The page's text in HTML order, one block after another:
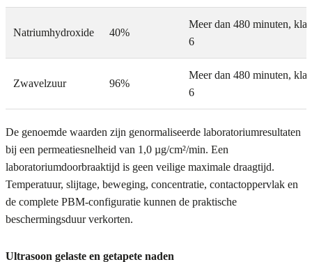
Natriumhydroxide 40%
Meer dan 480 minuten,
6
Zwavelzuur 96%
Meer dan 480 minuten,
6
De genoemde waarden zijn genormaliseerde laboratoriumresultaten
bij een permeatiesnelheid van 1,0 µg/cm²/min. Een
laboratoriumdoorbraaktijd is geen veilige maximale draagtijd.
Temperatuur, slijtage, beweging, concentratie, contactoppervlak en
de complete PBM-configuratie kunnen de praktische
beschermingsduur verkorten.
Ultrasoon gelaste en getapete naden